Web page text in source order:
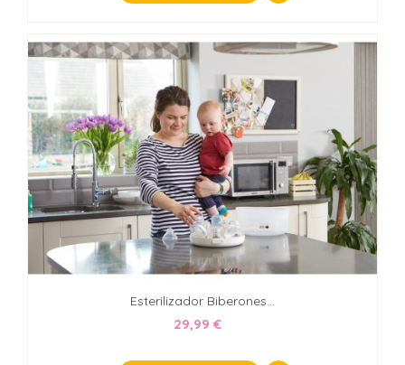
Esterilizador Biberones...
29,99 €